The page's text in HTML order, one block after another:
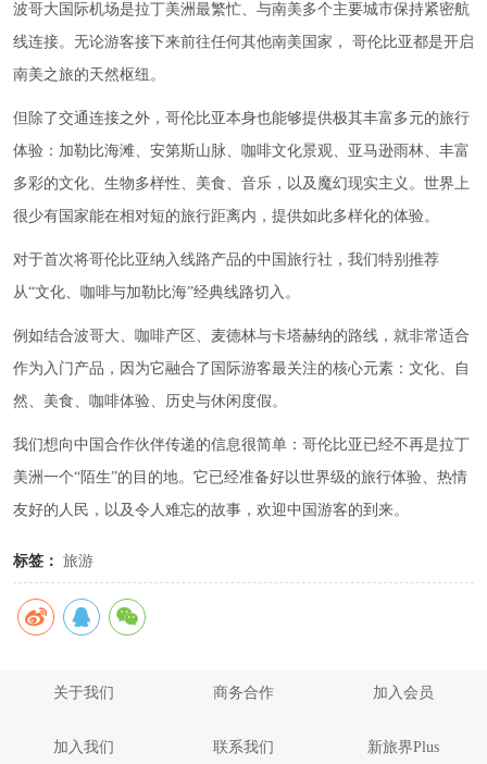
波哥大国际机场是拉丁美洲最繁忙、与南美多个主要城市保持紧密航
线连接。无论游客接下来前往任何其他南美国家， 哥伦比亚都是开启
南美之旅的天然枢纽。
但除了交通连接之外，哥伦比亚本身也能够提供极其丰富多元的旅行
体验：加勒比海滩、安第斯山脉、咖啡文化景观、亚马逊雨林、丰富
多彩的文化、生物多样性、美食、音乐，以及魔幻现实主义。世界上
很少有国家能在相对短的旅行距离内，提供如此多样化的体验。
对于首次将哥伦比亚纳入线路产品的中国旅行社，我们特别推荐
从“文化、咖啡与加勒比海”经典线路切入。
例如结合波哥大、咖啡产区、麦德林与卡塔赫纳的路线，就非常适合
作为入门产品，因为它融合了国际游客最关注的核心元素：文化、自
然、美食、咖啡体验、历史与休闲度假。
我们想向中国合作伙伴传递的信息很简单：哥伦比亚已经不再是拉丁
美洲一个“陌生”的目的地。它已经准备好以世界级的旅行体验、热情
友好的人民，以及令人难忘的故事，欢迎中国游客的到来。
标签： 旅游
关于我们
加入我们
商务合作
联系我们
加入会员
新旅界Plus